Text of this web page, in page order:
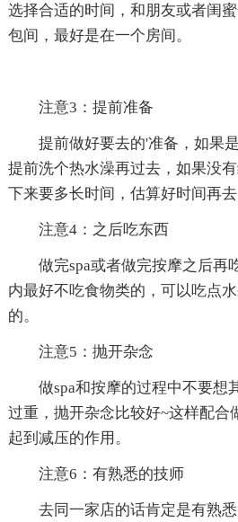
选择合适的时间，和朋友或者闺
包间，最好是在一个房间。
注意3：提前准备
提前做好要去的'准备，如果是
提前洗个热水澡再过去，如果没
下来要多长时间，估算好时间再去
注意4：之后吃东西
做完spa或者做完按摩之后再
内最好不吃食物类的，可以吃点
的。
注意5：抛开杂念
做spa和按摩的过程中不要想
过重，抛开杂念比较好~这样配合
起到减压的作用。
注意6：有熟悉的技师
去同一家店的话肯定是有熟悉